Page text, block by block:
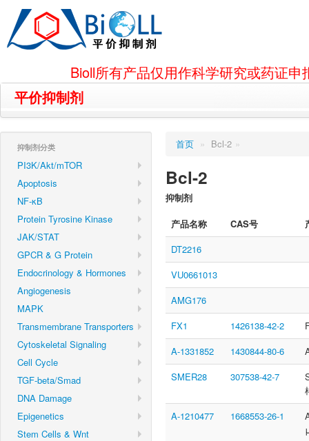
Bioll所有产品仅用作科学研究或药证
平价抑制剂
抑制剂分类
PI3K/Akt/mTOR
Apoptosis
NF-κB
Protein Tyrosine Kinase
JAK/STAT
GPCR & G Protein
Endocrinology & Hormones
Angiogenesis
MAPK
Transmembrane Transporters
Cytoskeletal Signaling
Cell Cycle
TGF-beta/Smad
DNA Damage
Epigenetics
Stem Cells & Wnt
首页 » Bcl-2 »
Bcl-2
抑制剂
产品名称
CAS号
DT2216
VU0661013
AMG176
FX1
1426138-42-2
A-1331852
1430844-80-6
SMER28
307538-42-7
A-1210477
1668553-26-1